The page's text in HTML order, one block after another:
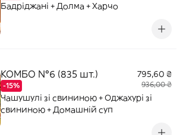
Бадріджані + Долма + Харчо
КОМБО №6 (835 шт.)
-15%
795,60 ₴
936,00 ₴
Чашушулі зі свининою + Оджахурі зі
свининою + Домашній суп